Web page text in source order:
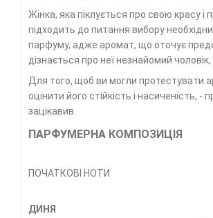
Жінка, яка піклується про свою красу і
підходить до питання вибору
парфуму, адже аромат, що оточує
дізнається про неї незнайомий
Для того, щоб ви могли протестувати
оцінити його стійкість і насиченість,
зацікавив.
ПАРФУМЕРНА КОМПОЗИЦІЯ
ПОЧАТКОВІ НОТИ
ДИНЯ